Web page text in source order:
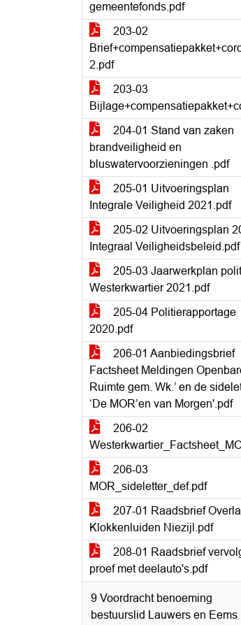
gemeentefonds.pdf
203-02
2.pdf
203-03
204-01 Stand van zaken
brandveiligheid en
bluswatervoorzieningen .pdf
205-01 Uitvoeringsplan
Integrale Veiligheid 2021.pdf
205-02 Uitvoeringsplan
Integraal Veiligheidsbeleid.pdf
205-03 Jaarwerkplan
Westerkwartier 2021.pdf
205-04 Politierapportage
2020.pdf
206-01 Aanbiedingsbrief
Factsheet Meldingen
Ruimte gem. Wk.’ en de
‘De MOR’en van Morgen'.pdf
206-02
206-03
MOR_sideletter_def.pdf
207-01 Raadsbrief
Klokkenluiden Niezijl.pdf
208-01 Raadsbrief
proef met deelauto's.pdf
9 Voordracht benoeming
bestuurslid Lauwers en Eems